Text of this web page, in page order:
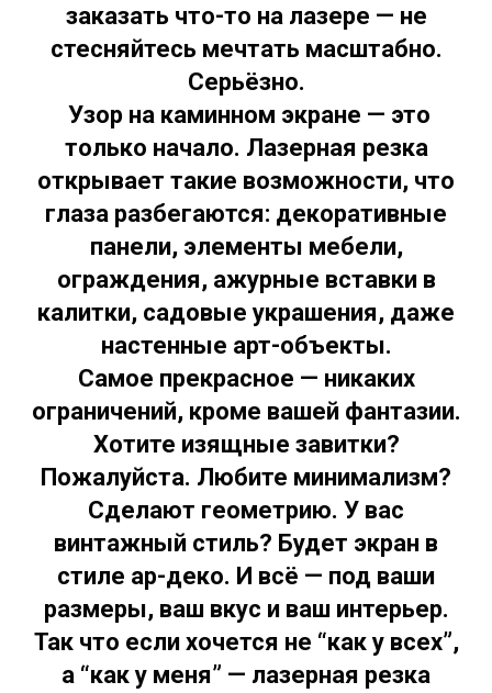
заказать что-то на лазере — не
стесняйтесь мечтать масштабно.
Серьёзно.
Узор на каминном экране — это
только начало. Лазерная резка
открывает такие возможности, что
глаза разбегаются: декоративные
панели, элементы мебели,
ограждения, ажурные вставки в
калитки, садовые украшения, даже
настенные арт-объекты.
Самое прекрасное — никаких
ограничений, кроме вашей фантазии.
Хотите изящные завитки?
Пожалуйста. Любите минимализм?
Сделают геометрию. У вас
винтажный стиль? Будет экран в
стиле ар-деко. И всё — под ваши
размеры, ваш вкус и ваш интерьер.
Так что если хочется не “как у всех”,
а “как у меня” — лазерная резка